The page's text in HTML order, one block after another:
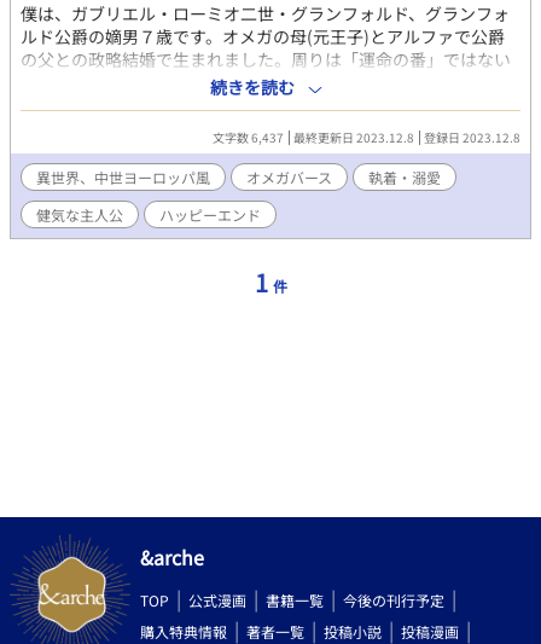
僕は、ガブリエル・ローミオ二世・グランフォルド、グランフォ
ルド公爵の嫡男７歳です。オメガの母(元王子)とアルファで公爵
の父との政略結婚で生まれました。周りは「運命の番」ではない
からと、美貌の父上に姦しくオメガの令嬢令息がうるさいです。
僕は両親が大好きなので守って見せます！なんちゃって中世風の
異世界です。設定はゆるふわ、本文中にオメガバースの説明はあ
りません。明るい母と美貌だけど感情表現が劣化した父を持つ息
子の健気な奮闘記？です。他のサイトにも掲載しています。
続きを読む
文字数 6,437 最終更新日 2023.12.8 登録日 2023.12.8
異世界、中世ヨーロッパ風 オメガバース
執着・溺愛
健気な主人公
ハッピーエンド
1 件
&arche
TOP 公式漫画 書籍一覧
今後の刊行予定
購入特典情報
著者一覧 投稿小説 投稿漫画